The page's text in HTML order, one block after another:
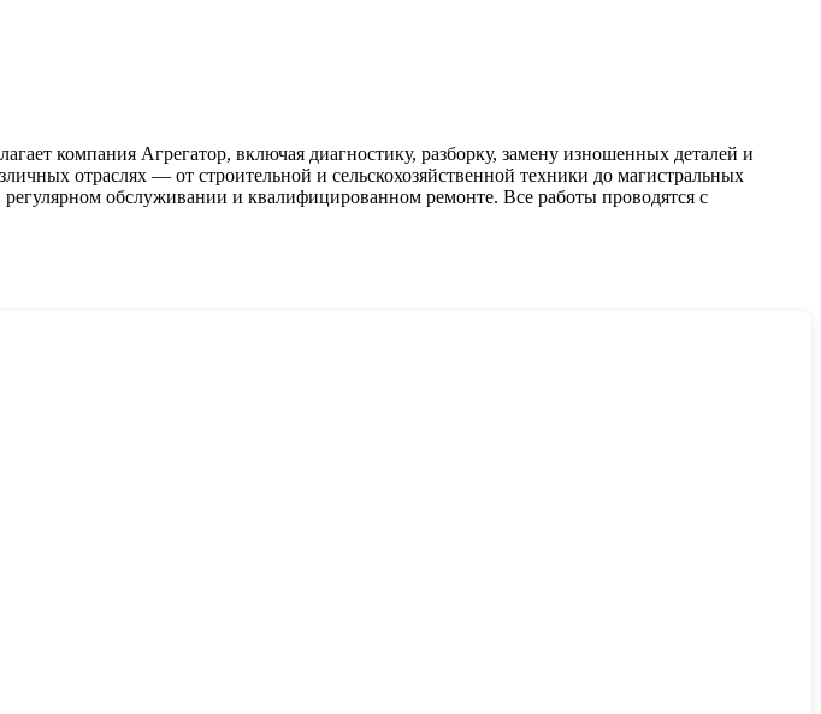
компания Агрегатор, включая диагностику, разборку, замену изношенных деталей и
отраслях — от строительной и сельскохозяйственной техники до магистральных
обслуживании и квалифицированном ремонте. Все работы проводятся с